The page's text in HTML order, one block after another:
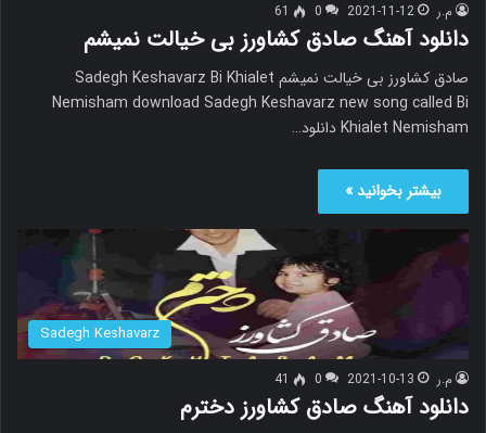
م.ر 2021-11-12
0
61
دانلود آهنگ صادق کشاورز بی خیالت نمیشم
صادق کشاورز بی خیالت نمیشم Sadegh Keshavarz Bi Khialet
Nemisham download Sadegh Keshavarz new song called Bi
Khialet Nemisham دانلود…
بیشتر بخوانید »
Sadegh Keshavarz
م.ر 2021-10-13
0
41
دانلود آهنگ صادق کشاورز دخترم